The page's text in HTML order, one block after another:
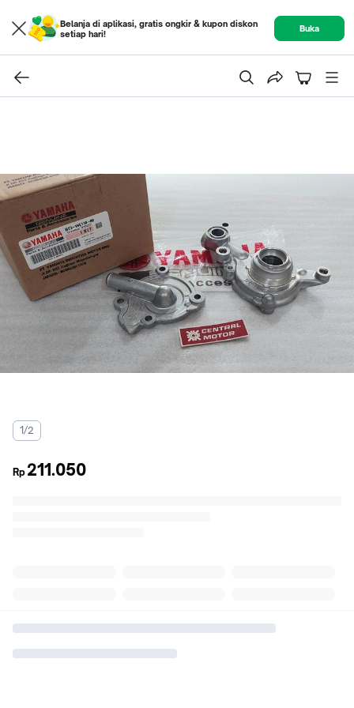
Belanja di aplikasi, gratis ongkir & kupon diskon
setiap hari!
Buka
1/2
Rp 211.050